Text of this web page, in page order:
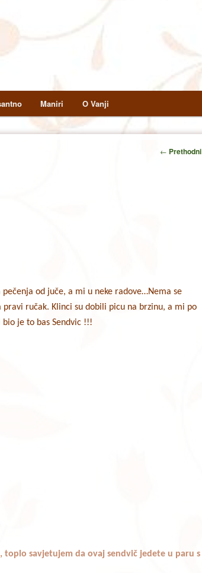
Maniri O Vanji
Post
← Prethodni
pečenja od juče, a mi u neke radove…Nema se
pravi ručak. Klinci su dobili picu na brzinu, a mi po
je to bas Sendvic !!!
toplo savjetujem da ovaj sendvič jedete u paru s